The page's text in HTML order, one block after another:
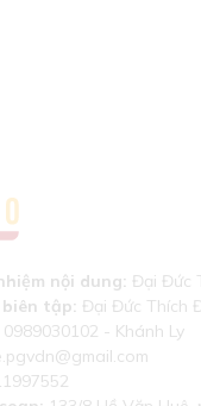
nội dung: Đại Đức
tập: Đại Đức Thích
0989030102 - Khánh Ly